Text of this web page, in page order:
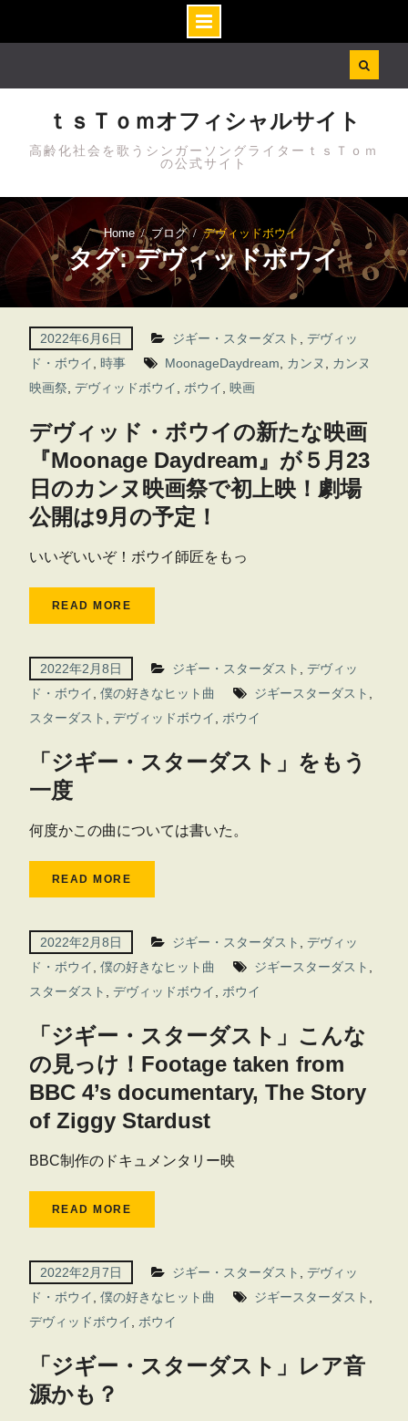
ｔｓＴｏｍオフィシャルサイト
高齢化社会を歌うシンガーソングライターｔｓＴｏｍ
の公式サイト
Home ブログ デヴィッドボウイ
タグ: デヴィッドボウイ
2022年6月6日 ジギー・スターダスト
デヴィッ
ド・ボウイ
時事 MoonageDaydream カンヌ
カンヌ
映画祭 デヴィッドボウイ ボウイ 映画
デヴィッド・ボウイの新たな映画
『Moonage Daydream』が５月23
日のカンヌ映画祭で初上映！劇場
公開は9月の予定！
いいぞいいぞ！ボウイ師匠をもっ
READ MORE
2022年2月8日 ジギー・スターダスト
デヴィッ
ド・ボウイ
僕の好きなヒット曲 ジギースターダスト
スターダスト
デヴィッドボウイ ボウイ
「ジギー・スターダスト」をもう
一度
何度かこの曲については書いた。
READ MORE
2022年2月8日 ジギー・スターダスト
デヴィッ
ド・ボウイ
僕の好きなヒット曲 ジギースターダスト
スターダスト
デヴィッドボウイ ボウイ
「ジギー・スターダスト」こんな
の見っけ！Footage taken from
BBC 4’s documentary, The Story
of Ziggy Stardust
BBC制作のドキュメンタリー映
READ MORE
2022年2月7日 ジギー・スターダスト
デヴィッ
ド・ボウイ
僕の好きなヒット曲 ジギースターダスト
デヴィッドボウイ
ボウイ
「ジギー・スターダスト」レア音
源かも？